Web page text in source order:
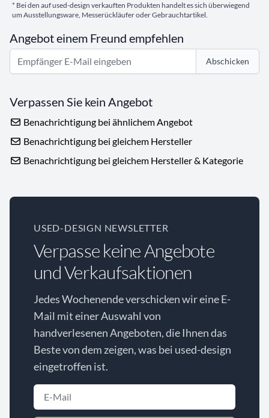
* Bei den auf used-design verkauften Produkten handelt es sich überwiegend
um Ausstellungsware, Messerückläufer oder Gebrauchtartikel.
Angebot einem Freund empfehlen
Abschicken
Verpassen Sie kein Angebot
Benachrichtigung bei ähnlichem Angebot
Benachrichtigung bei gleichem Hersteller
Benachrichtigung bei gleichem Hersteller & Kategorie
USED-DESIGN NEWSLETTER
Verpasse keine Angebote
und Verkaufsaktionen
Jedes Wochenende verschicken wir eine E-
Mail mit einer Auswahl von
handverlesenen Angeboten, die Ihnen das
Beste von dem zeigen, was bei used-design
eingetroffen ist.